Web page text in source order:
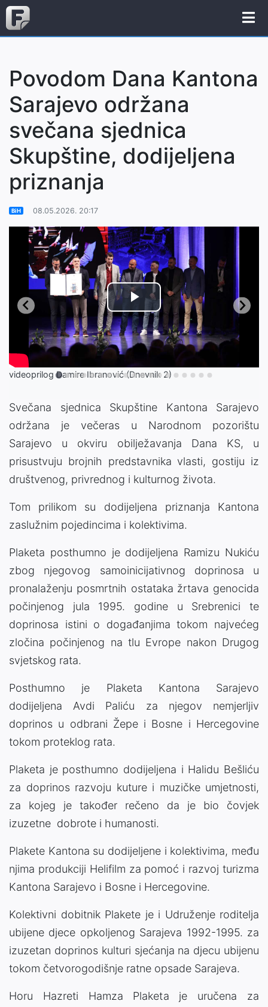
Povodom Dana Kantona
Sarajevo održana
svečana sjednica
Skupštine, dodijeljena
priznanja
BiH 08.05.2026. 20:17
videoprilog Damire Ibranović (Dnevnik 2)
Play
Video
Svečana sjednica Skupštine Kantona Sarajevo
održana je večeras u Narodnom pozorištu
Sarajevo u okviru obilježavanja Dana KS, u
prisustvuju brojnih predstavnika vlasti, gostiju iz
društvenog, privrednog i kulturnog života.
Tom prilikom su dodijeljena priznanja Kantona
zaslužnim pojedincima i kolektivima.
Plaketa posthumno je dodijeljena Ramizu Nukiću
zbog njegovog samoinicijativnog doprinosa u
pronalaženju posmrtnih ostataka žrtava genocida
počinjenog jula 1995. godine u Srebrenici te
doprinosa istini o događanjima tokom najvećeg
zločina počinjenog na tlu Evrope nakon Drugog
svjetskog rata.
Posthumno je Plaketa Kantona Sarajevo
dodijeljena Avdi Paliću za njegov nemjerljiv
doprinos u odbrani Žepe i Bosne i Hercegovine
tokom proteklog rata.
Plaketa je posthumno dodijeljena i Halidu Bešliću
za doprinos razvoju kuture i muzičke umjetnosti,
za kojeg je također rečeno da je bio čovjek
izuzetne dobrote i humanosti.
Plakete Kantona su dodijeljene i kolektivima, među
njima produkciji Helifilm za pomoć i razvoj turizma
Kantona Sarajevo i Bosne i Hercegovine.
Kolektivni dobitnik Plakete je i Udruženje roditelja
ubijene djece opkoljenog Sarajeva 1992-1995. za
izuzetan doprinos kulturi sjećanja na djecu ubijenu
tokom četvorogodišnje ratne opsade Sarajeva.
Horu Hazreti Hamza Plaketa je uručena za